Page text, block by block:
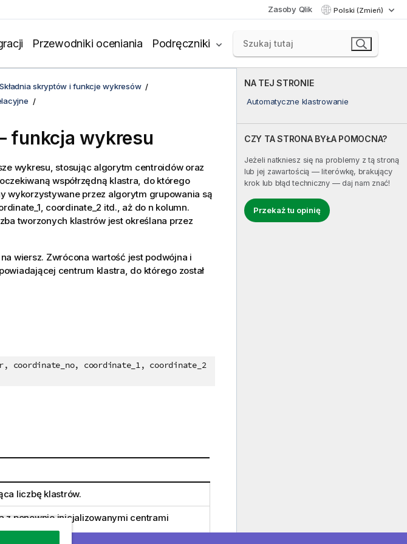
Zasoby Qlik Polski (Zmień)
Przewodniki oceniania Podręczniki
NA TEJ STRONIE
Automatyczne klastrowanie
CZY TA STRONA BYŁA POMOCNA?
Jeżeli natkniesz się na problemy z tą stroną
lub jej zawartością — literówkę, brakujący
krok lub błąd techniczny — daj nam znać!
Przekaż tu opinię
Składnia skryptów i funkcje wykresów
funkcja wykresu
wykresu, stosując algorytm centroidów oraz
współrzędną klastra, do którego
wykorzystywane przez algorytm grupowania są
coordinate_2 itd., aż do n kolumn.
tworzonych klastrów jest określana przez
wiersz. Zwrócona wartość jest podwójna i
centrum klastra, do którego został
coordinate_no, coordinate_1, coordinate_2
liczbę klastrów.
z ponownie inicjalizowanymi centrami